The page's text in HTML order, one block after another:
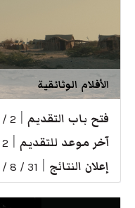
الأفلام الوثائقية
فتح باب التقديم 2 / 2 / 2026
آخر موعد للتقديم 2 / 4 / 2026
إعلان النتائج 31 / 8 / 2026